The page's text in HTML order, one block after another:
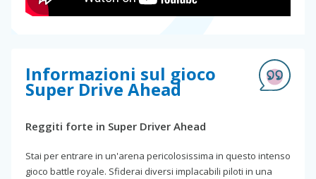
Informazioni sul gioco
Super Drive Ahead
Reggiti forte in Super Driver Ahead
Stai per entrare in un'arena pericolosissima in questo intenso
gioco battle royale. Sfiderai diversi implacabili piloti in una